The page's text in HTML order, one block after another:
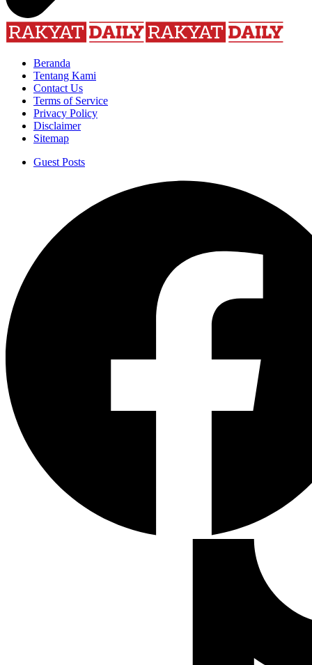
Beranda
Tentang Kami
Contact Us
Terms of Service
Privacy Policy
Disclaimer
Sitemap
Guest Posts